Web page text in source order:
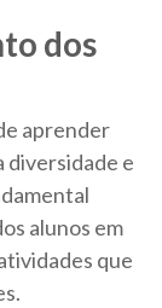
dos
aprender
diversidade e
alunos em
que